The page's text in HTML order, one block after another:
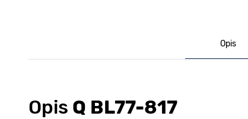
Opis
Opis Q BL77-817